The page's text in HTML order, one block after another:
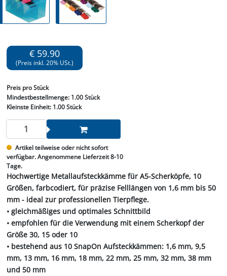
€ 59.90
(Preis inkl. 20% USt.)
Preis pro Stück
Mindestbestellmenge: 1.00 Stück
Kleinste Einheit:1.00 Stück
Artikel teilweise oder nicht sofort
verfügbar. Angenommene Lieferzeit 8-10
Tage.
Hochwertige Metallaufsteckkämme für A5-Scherköpfe, 10
Größen, farbcodiert, für präzise Felllängen von 1,6 mm bis 50
mm - ideal zur professionellen Tierpflege.
• gleichmäßiges und optimales Schnittbild
• empfohlen für die Verwendung mit einem Scherkopf der
Größe 30, 15 oder 10
• bestehend aus 10 SnapOn Aufsteckkämmen: 1,6 mm, 9,5
mm, 13 mm, 16 mm, 18 mm, 22 mm, 25 mm, 32 mm, 38 mm
und 50 mm